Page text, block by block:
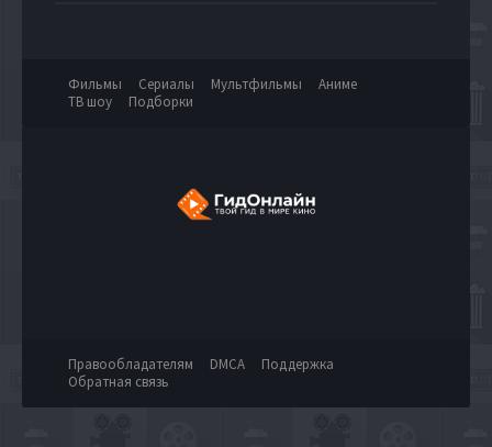
Фильмы Сериалы Мультфильмы
Аниме
ТВ шоу
Подборки
Правообладателям DMCA
Поддержка
Обратная связь